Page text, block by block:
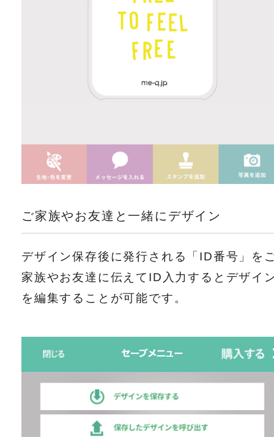
ご家族やお友達と一緒にデザイン
デザイン保存後に発行される「ID番号」を
家族やお友達に伝えてID入力するとデザイ
を編集することが可能です。